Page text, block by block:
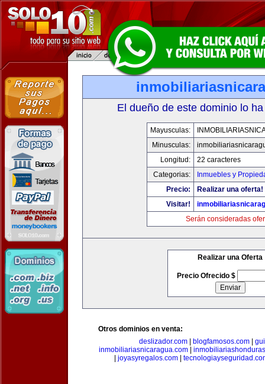
El dueño de este dominio lo
Mayusculas:
Minusculas:
Longitud:
22 caracteres
Categorias:
Inmuebles y
Precio:
Realizar una oferta!
Visitar!
Serán consideradas
Realizar una Oferta
Precio Ofrecido $
Otros dominios en venta:
deslizador.com| blogfamosos.com|
inmobiliariasnicaragua.com|
joyasyregalos.com